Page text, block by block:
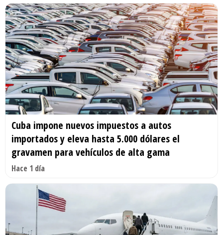
Cuba impone nuevos impuestos a autos
importados y eleva hasta 5.000 dólares el
gravamen para vehículos de alta gama
Hace 1 día